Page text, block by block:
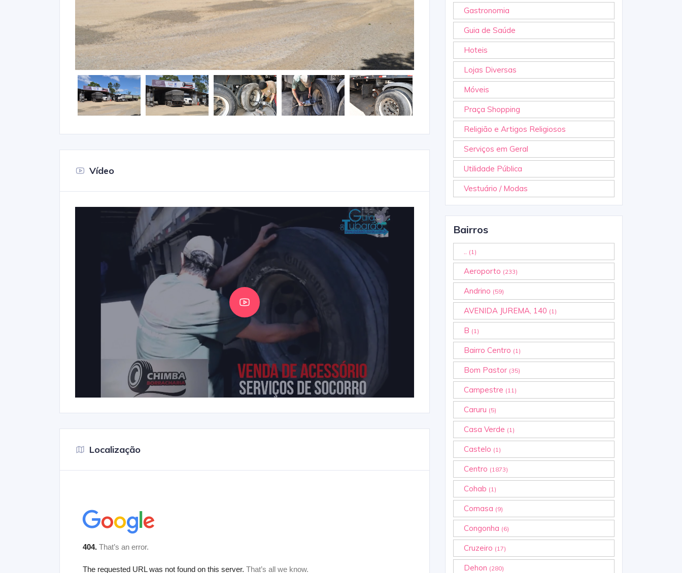
Vídeo
Localização
Gastronomia
Guia de Saúde
Hoteis
Lojas Diversas
Móveis
Praça Shopping
Religião e Artigos Religiosos
Serviços em Geral
Utilidade Pública
Vestuário / Modas
Bairros
.. (1)
Aeroporto (233)
Andrino (59)
AVENIDA JUREMA, 140 (1)
B (1)
Bairro Centro (1)
Bom Pastor (35)
Campestre (11)
Caruru (5)
Casa Verde (1)
Castelo (1)
Centro (1873)
Cohab (1)
Comasa (9)
Congonha (6)
Cruzeiro (17)
Dehon (280)